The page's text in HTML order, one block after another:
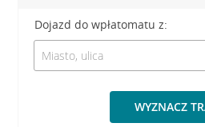
Dojazd do wpłatomatu z:
WYZNACZ